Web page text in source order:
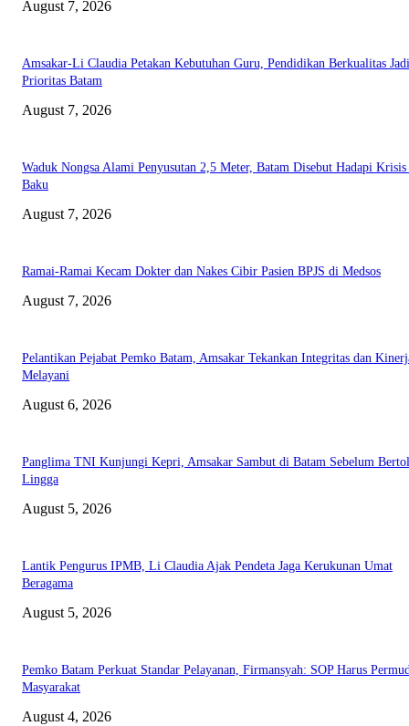
August 7, 2026
Amsakar-Li Claudia Petakan Kebutuhan Guru, Pendidikan Berkualitas Jadi
Prioritas Batam
August 7, 2026
Waduk Nongsa Alami Penyusutan 2,5 Meter, Batam Disebut Hadapi
Baku
August 7, 2026
Ramai-Ramai Kecam Dokter dan Nakes Cibir Pasien BPJS di Medsos
August 7, 2026
Pelantikan Pejabat Pemko Batam, Amsakar Tekankan Integritas dan
Melayani
August 6, 2026
Panglima TNI Kunjungi Kepri, Amsakar Sambut di Batam Sebelum
Lingga
August 5, 2026
Lantik Pengurus IPMB, Li Claudia Ajak Pendeta Jaga Kerukunan Umat
Beragama
August 5, 2026
Pemko Batam Perkuat Standar Pelayanan, Firmansyah: SOP Harus
Masyarakat
August 4, 2026